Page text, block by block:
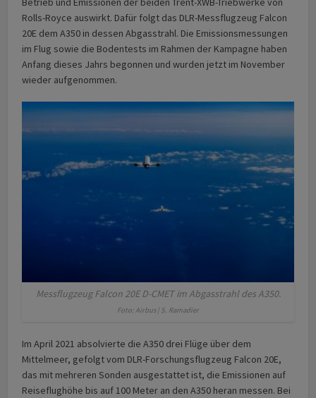
Rolls-Royce auswirkt. Dafür folgt das DLR-Messflugzeug Falcon
20E dem A350 in dessen Abgasstrahl. Die Emissionsmessungen
im Flug sowie die Bodentests im Rahmen der Kampagne haben
Anfang dieses Jahrs begonnen und wurden jetzt im November
wieder aufgenommen.
Messflugzeug Falcon 20E D-CMET im Abgasstrahl des A350.
Foto: Airbus | S. Ramadier
Im April 2021 absolvierte die A350 drei Flüge über dem
Mittelmeer, gefolgt vom DLR-Forschungsflugzeug Falcon 20E,
das mit mehreren Sonden ausgestattet ist, die Emissionen auf
Reiseflughöhe bis auf 100 Meter an den A350 heran messen. Bei